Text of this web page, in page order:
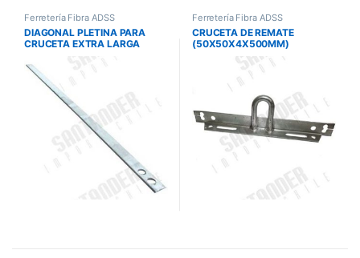
Ferretería Fibra ADSS
DIAGONAL PLETINA PARA
CRUCETA EXTRA LARGA
Ferretería Fibra ADSS
CRUCETA DE REMATE
(50X50X4X500MM)